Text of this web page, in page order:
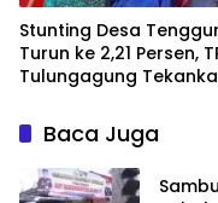
Stunting Desa Tenggur
Turun ke 2,21 Persen,
Tulungagung
Berkelanjutan
Baca Juga